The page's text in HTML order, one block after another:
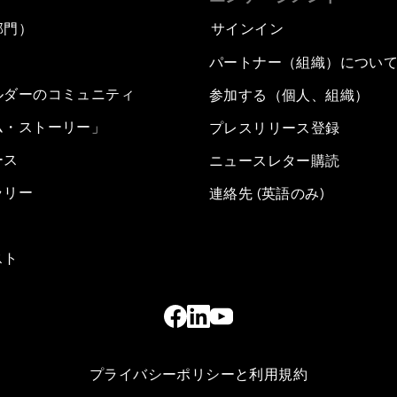
）
ーのコミュニティ
ストーリー」
リー
サインイン
パートナー（組織）につい
参加する（個人、組織）
プレスリリース登録
ニュースレター購読
連絡先 (英語のみ)
プライバシーポリシーと利用規約